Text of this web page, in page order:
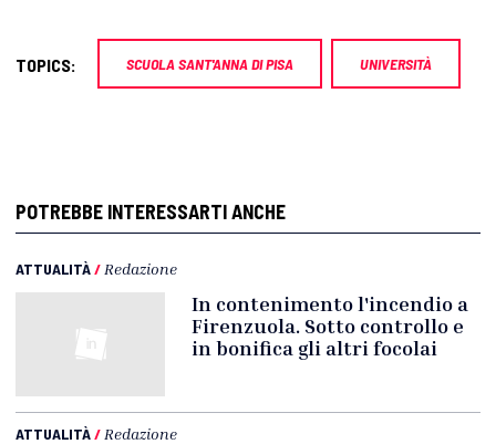
TOPICS: SCUOLA SANT'ANNA DI PISA UNIVERSITÀ
POTREBBE INTERESSARTI ANCHE
ATTUALITÀ/ Redazione
In contenimento l'incendio a
Firenzuola. Sotto controllo e
in bonifica gli altri focolai
ATTUALITÀ/ Redazione